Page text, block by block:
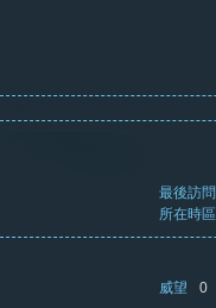
最後訪問
所在時區
威望
0